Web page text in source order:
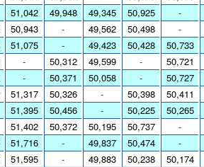
51,042
50,943
51,075
-
-
51,317
51,395
51,402
51,716
51,595
49,948
-
-
50,312
50,371
50,326
50,456
50,372
-
-
49,345
49,562
49,423
49,599
50,058
-
-
50,195
49,837
49,883
50,925
50,498
50,428
-
-
50,398
50,225
50,737
50,474
50,238
-
-
50,733
50,721
50,727
50,411
50,265
-
-
50,174